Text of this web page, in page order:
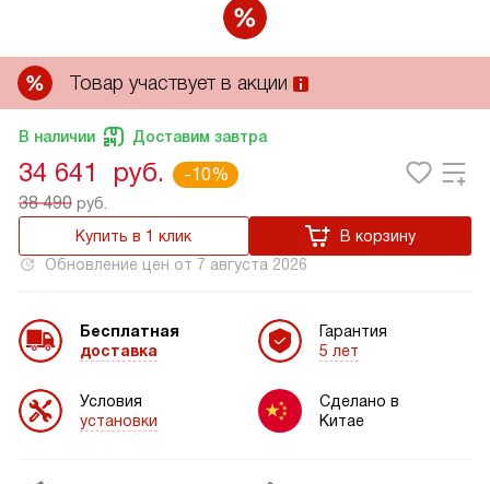
Товар участвует в акции
В наличии Доставим завтра
34 641 руб.
-10%
38 490 руб.
Купить в 1 клик
В корзину
Обновление цен от 7 августа 2026
Бесплатная
доставка
Условия
установки
Гарантия
5 лет
Сделано в
Китае